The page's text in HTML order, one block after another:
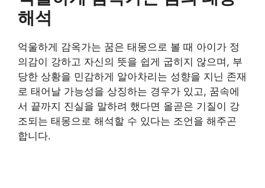
해석
억울하게 감옥가는 꿈은 태몽으로 볼 때 아이가 정
의감이 강하고 자신의 뜻을 쉽게 굽히지 않으며, 부
당한 상황을 민감하게 알아차리는 성향을 지닌 존재
로 태어날 가능성을 상징하는 경우가 있고, 꿈속에
서 끝까지 진실을 말하려 했다면 올곧은 기질이 강
조되는 태몽으로 해석할 수 있다는 조언을 해주곤
합니다.